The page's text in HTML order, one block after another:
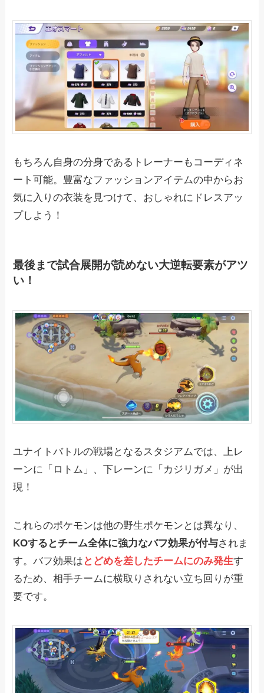
もちろん自身の分身であるトレーナーもコーディネ
ート可能。豊富なファッションアイテムの中からお
気に入りの衣装を見つけて、おしゃれにドレスアッ
プしよう！
最後まで試合展開が読めない大逆転要素がアツ
い！
ユナイトバトルの戦場となるスタジアムでは、上レ
ーンに「ロトム」、下レーンに「カジリガメ」が出
現！
これらのポケモンは他の野生ポケモンとは異なり、
KOするとチーム全体に強力なバフ効果が付与されま
す。バフ効果は とどめを差したチームにのみ発生す
るため、相手チームに横取りされない立ち回りが重
要です。